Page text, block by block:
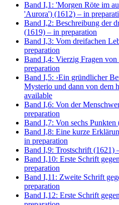
Band I,1: 'Morgen Röte im
'Aurora') (1612) – in
Band I,2: Beschreibung der
(1619) – in preparation
Band I,3: Vom dreifachen
preparation
Band I,4: Vierzig Fragen von
preparation
Band I,5: ›Ein gründlicher
Mysterio und dann von dem
available
Band I,6: Von der
preparation
Band I,7: Von sechs Punkten
Band I,8: Eine kurze
in preparation
Band I,9: Trostschrift (1621)
Band I,10: Erste Schrift
preparation
Band I,11: Zweite Schrift
preparation
Band I,12: Erste Schrift